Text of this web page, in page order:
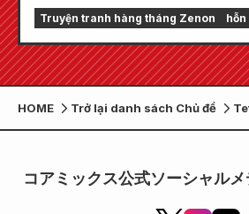
chương!! "Monthly Comic
năm 2026" sẽ được bán ra
7!!
Truyện tranh hàng tháng Zenon
HOME Trở lại danh sách Chủ đề
コアミックス公式ソーシャル